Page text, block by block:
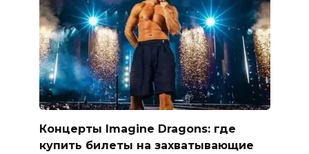
Концерты Imagine Dragons: где
купить билеты на захватывающие